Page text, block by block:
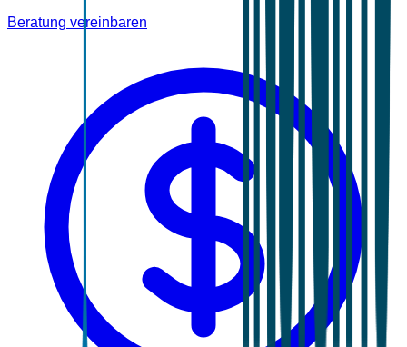
Beratung vereinbaren